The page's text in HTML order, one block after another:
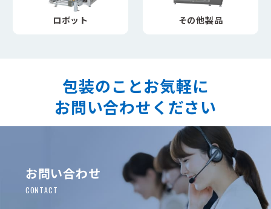
ロボット その他製品
包装のことお気軽に
お問い合わせください
お問い合わせ